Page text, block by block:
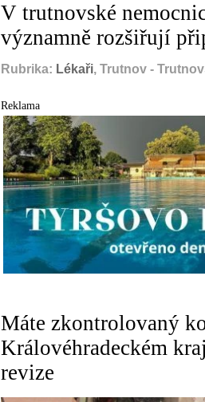
V trutnovské
významně rozšiřují
Rubrika: Lékaři, Trutnov -
Reklama
Máte zkontrolovaný
Královéhradeckém
revize